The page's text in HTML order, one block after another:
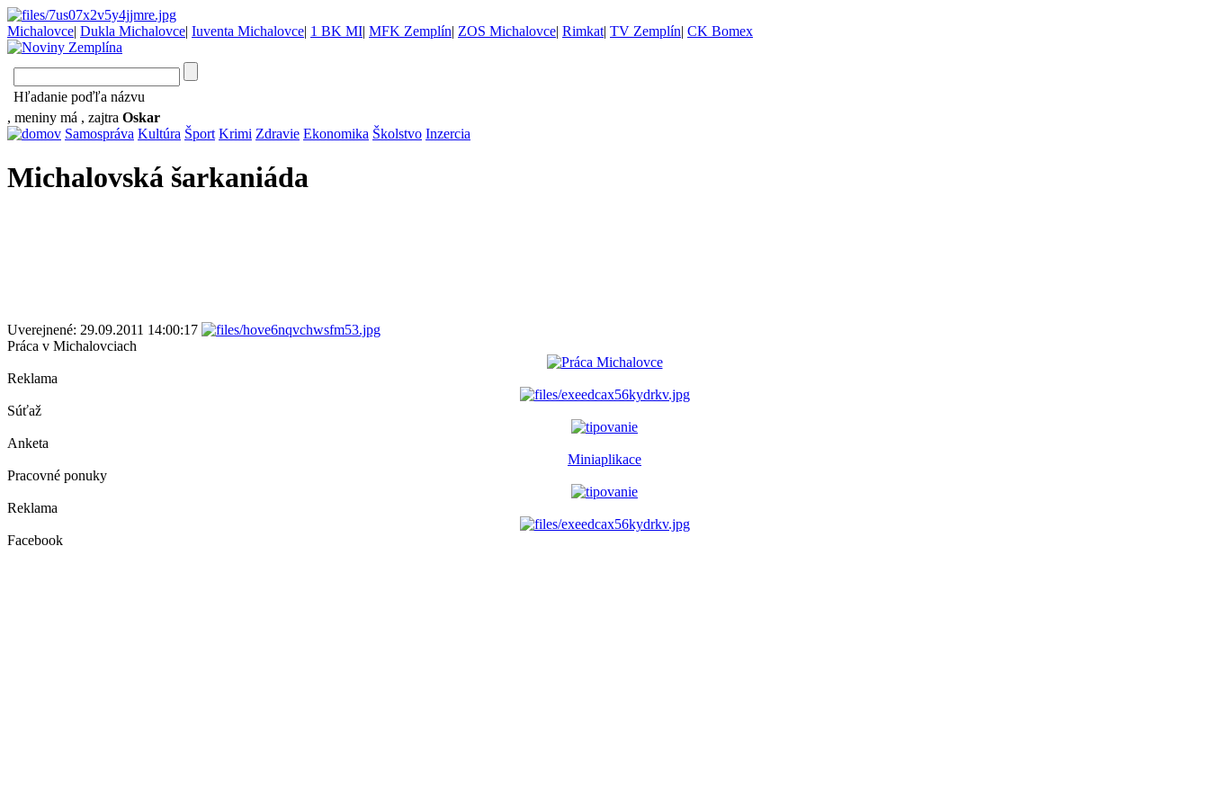
Michalovce| Dukla Michalovce| Iuventa Michalovce| 1 BK MI| MFK Zemplín| ZOS Michalovce| Rimkat| TV Zemplín| CK Bomex
Hľadanie poďľa názvu
, meniny má , zajtra Oskar
Samospráva Kultúra Šport Krimi Zdravie Ekonomika Školstvo Inzercia
Michalovská šarkaniáda
Uverejnené: 29.09.2011 14:00:17
Práca v Michalovciach
Reklama
Súťaž
Anketa
Miniaplikace
Pracovné ponuky
Reklama
Facebook